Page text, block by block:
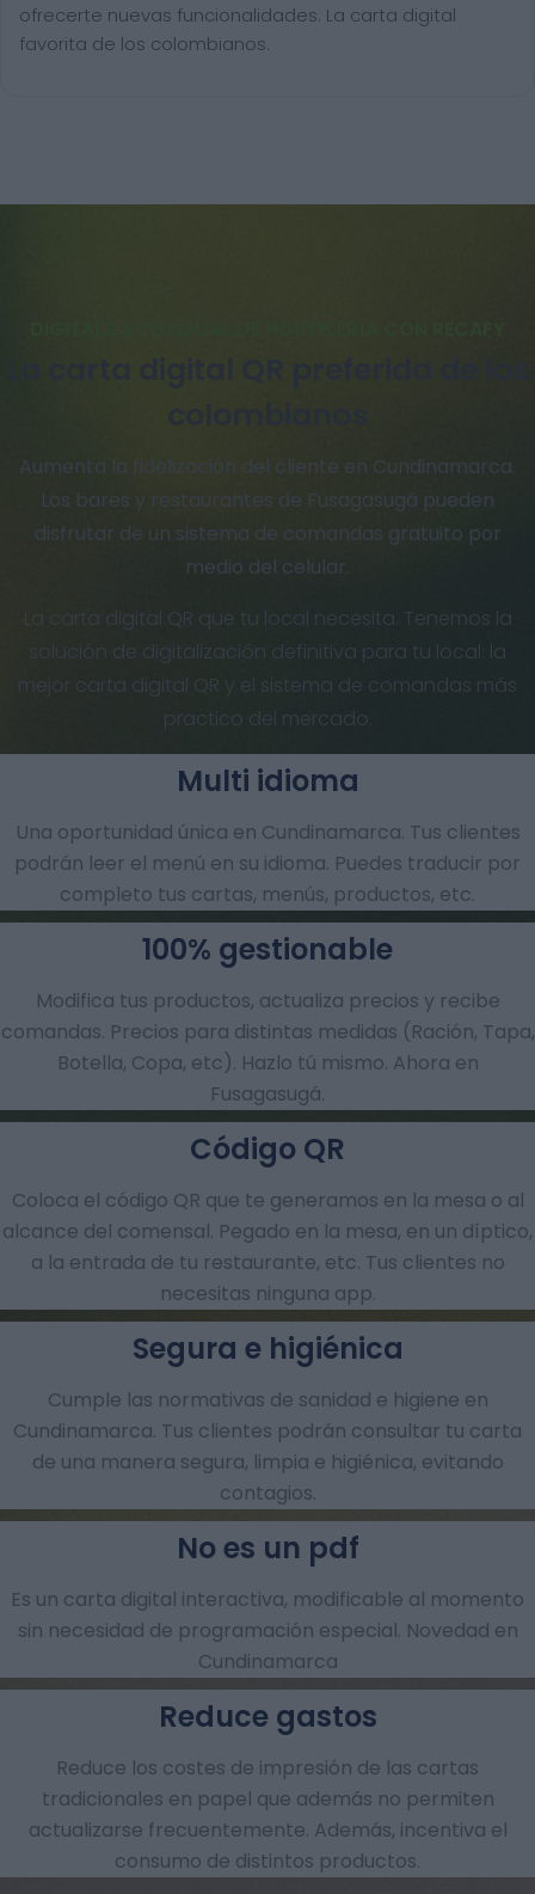
ofrecerte nuevas funcionalidades. La carta digital
favorita de los colombianos.
Aumenta la fidelización del cliente en Cundinamarca.
Los bares y restaurantes de Fusagasugá pueden
disfrutar de un sistema de comandas gratuito por
medio del celular.
La carta digital QR que tu local necesita. Tenemos la
solución de digitalización definitiva para tu local: la
mejor carta digital QR y el sistema de comandas más
practico del mercado.
Una oportunidad única en Cundinamarca. Tus clientes
podrán leer el menú en su idioma. Puedes traducir por
completo tus cartas, menús, productos, etc.
Multi idioma
Modifica tus productos, actualiza precios y recibe
comandas.​ Precios para distintas medidas (Ración, Tapa,
Botella, Copa, etc). Hazlo tú mismo. Ahora en
Fusagasugá.
100% gestionable
Coloca el código QR que te generamos en la mesa o al
alcance del comensal. Pegado en la mesa, en un díptico,
a la entrada de tu restaurante, etc. Tus clientes no
necesitas ninguna app.
Código QR
Cumple las normativas de sanidad e higiene en
Cundinamarca. Tus clientes podrán consultar tu carta
de una manera segura, limpia e higiénica, evitando
contagios.
Segura e higiénica
Es un carta digital interactiva, modificable al momento
sin necesidad de programación especial. Novedad en
Cundinamarca
No es un pdf
Reduce los costes de impresión de las cartas
tradicionales en papel que además no permiten
actualizarse frecuentemente. Además, incentiva el
consumo de distintos productos.
Reduce gastos